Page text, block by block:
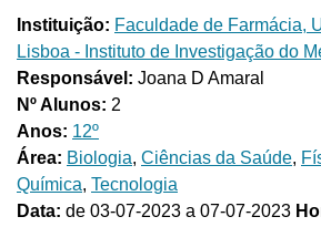
Instituição: Faculdade de Farmácia,
Lisboa - Instituto de Investigação do
Responsável: Joana D Amaral
Nº Alunos: 2
Anos: 12º
Área: Biologia, Ciências da Saúde,
Química, Tecnologia
Data: de 03-07-2023 a 07-07-2023